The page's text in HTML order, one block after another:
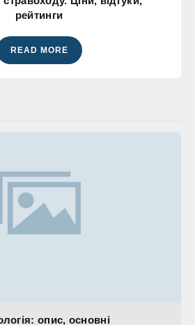
рейтинги
READ MORE
опис, основні